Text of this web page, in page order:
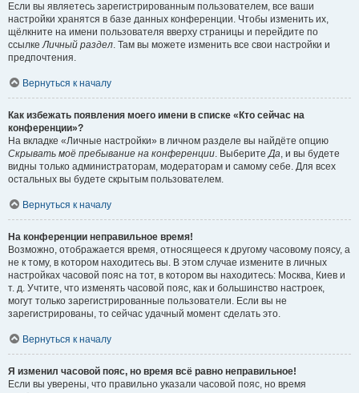
Если вы являетесь зарегистрированным пользователем, все ваши
настройки хранятся в базе данных конференции. Чтобы изменить их,
щёлкните на имени пользователя вверху страницы и перейдите по
ссылкеЛичный раздел. Там вы можете изменить все свои настройки и
предпочтения.
Вернуться к началу
Как избежать появления моего имени в списке «Кто сейчас на
конференции»?
На вкладке «Личные настройки» в личном разделе вы найдёте опцию
Скрывать моё пребывание на конференции. ВыберитеДа, и вы будете
видны только администраторам, модераторам и самому себе. Для всех
остальных вы будете скрытым пользователем.
Вернуться к началу
На конференции неправильное время!
Возможно, отображается время, относящееся к другому часовому поясу, а
не к тому, в котором находитесь вы. В этом случае измените в личных
настройках часовой пояс на тот, в котором вы находитесь: Москва, Киев и
т. д. Учтите, что изменять часовой пояс, как и большинство настроек,
могут только зарегистрированные пользователи. Если вы не
зарегистрированы, то сейчас удачный момент сделать это.
Вернуться к началу
Я изменил часовой пояс, но время всё равно неправильное!
Если вы уверены, что правильно указали часовой пояс, но время